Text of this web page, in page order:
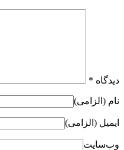
دیدگاه *
نام (الزامی)
ایمیل (الزامی)
وب‌سایت